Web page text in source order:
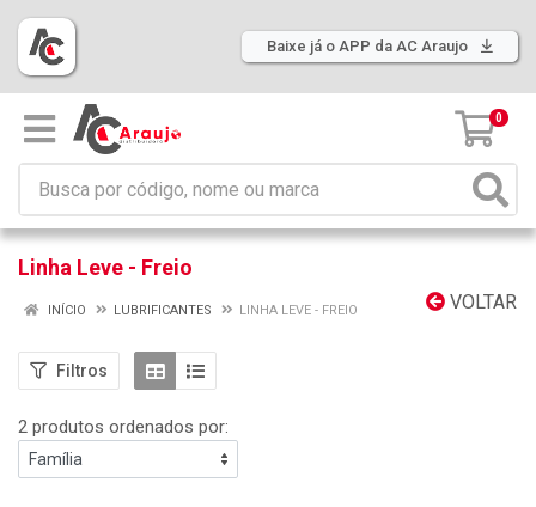
Baixe já o APP da AC Araujo
0
Linha Leve - Freio
VOLTAR
INÍCIO LUBRIFICANTES LINHA LEVE - FREIO
Filtros
2 produtos ordenados por: